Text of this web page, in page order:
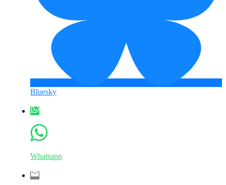
Bluesky
Whatsapp